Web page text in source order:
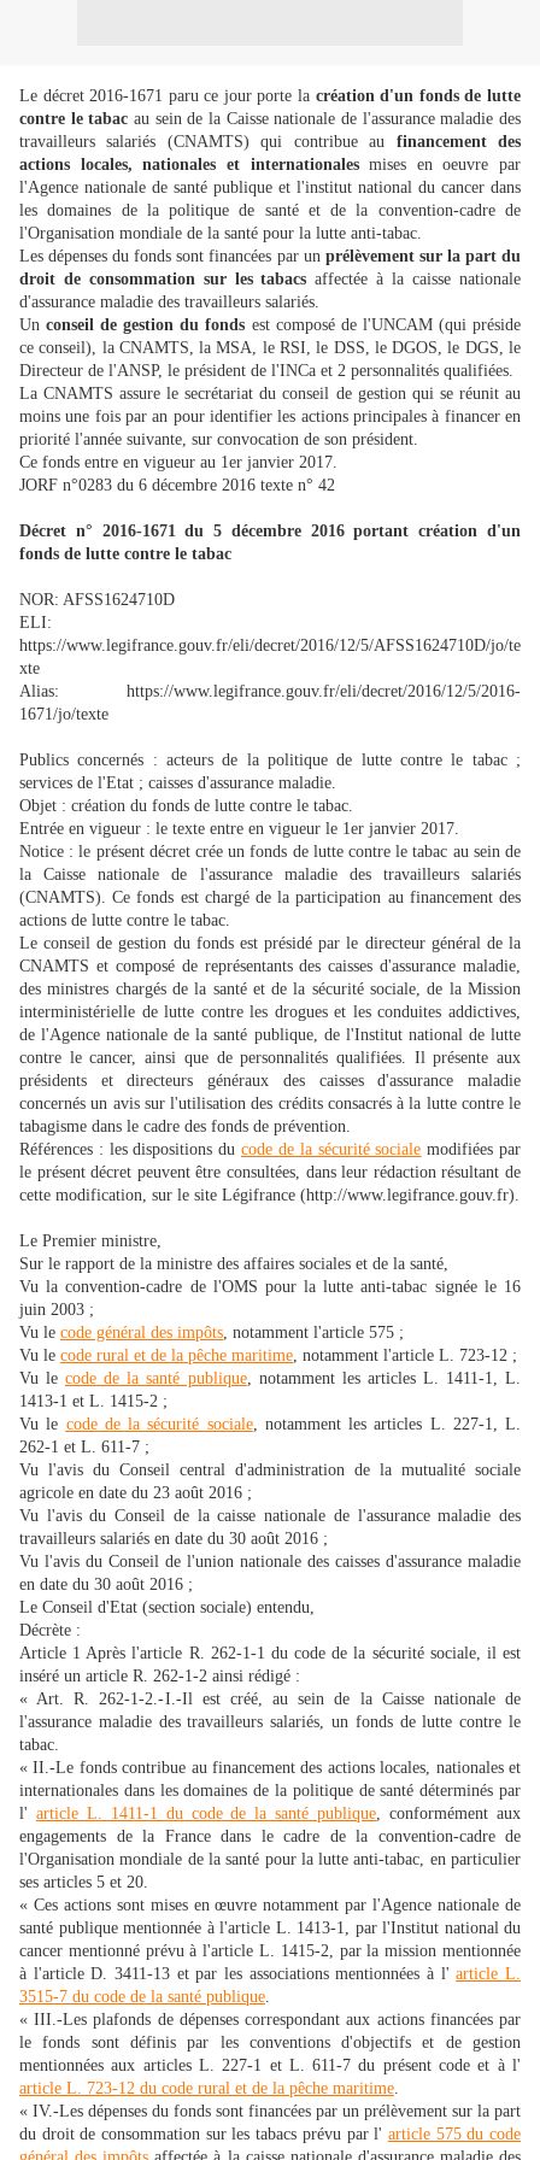
Le décret 2016-1671 paru ce jour porte la création d'un fonds de lutte
contre le tabac au sein de la Caisse nationale de l'assurance maladie des
travailleurs salariés (CNAMTS) qui contribue au financement des
actions locales, nationales et internationalesmises en oeuvre par
l'Agence nationale de santé publique et l'institut national du cancer dans
les domaines de la politique de santé et de la convention-cadre de
l'Organisation mondiale de la santé pour la lutte anti-tabac.
Les dépenses du fonds sont financées par un prélèvement sur la part du
droit de consommation sur les tabacs affectée à la caisse nationale
d'assurance maladie des travailleurs salariés.
Unconseil de gestion du fonds est composé de l'UNCAM (qui préside
ce conseil), la CNAMTS, la MSA, le RSI, le DSS, le DGOS, le DGS, le
Directeur de l'ANSP, le président de l'INCa et 2 personnalités qualifiées.
La CNAMTS assure le secrétariat du conseil de gestion qui se réunit au
moins une fois par an pour identifier les actions principales à financer en
priorité l'année suivante, sur convocation de son président.
Ce fonds entre en vigueur au 1er janvier 2017.
JORF n°0283 du 6 décembre 2016 texte n° 42
Décret n° 2016-1671 du 5 décembre 2016 portant création d'un
fonds de lutte contre le tabac
NOR: AFSS1624710D
ELI:
https://www.legifrance.gouv.fr/eli/decret/2016/12/5/AFSS1624710D/jo/te
xte
Alias: https://www.legifrance.gouv.fr/eli/decret/2016/12/5/2016-
1671/jo/texte
Publics concernés : acteurs de la politique de lutte contre le tabac ;
services de l'Etat ; caisses d'assurance maladie.
Objet : création du fonds de lutte contre le tabac.
Entrée en vigueur : le texte entre en vigueur le 1er janvier 2017.
Notice : le présent décret crée un fonds de lutte contre le tabac au sein de
la Caisse nationale de l'assurance maladie des travailleurs salariés
(CNAMTS). Ce fonds est chargé de la participation au financement des
actions de lutte contre le tabac.
Le conseil de gestion du fonds est présidé par le directeur général de la
CNAMTS et composé de représentants des caisses d'assurance maladie,
des ministres chargés de la santé et de la sécurité sociale, de la Mission
interministérielle de lutte contre les drogues et les conduites addictives,
de l'Agence nationale de la santé publique, de l'Institut national de lutte
contre le cancer, ainsi que de personnalités qualifiées. Il présente aux
présidents et directeurs généraux des caisses d'assurance maladie
concernés un avis sur l'utilisation des crédits consacrés à la lutte contre le
tabagisme dans le cadre des fonds de prévention.
Références : les dispositions ducode de la sécurité sociale modifiées par
le présent décret peuvent être consultées, dans leur rédaction résultant de
cette modification, sur le site Légifrance (http://www.legifrance.gouv.fr).
Le Premier ministre,
Sur le rapport de la ministre des affaires sociales et de la santé,
Vu la convention-cadre de l'OMS pour la lutte anti-tabac signée le 16
juin 2003 ;
Vu le code général des impôts, notamment l'article 575 ;
Vu le code rural et de la pêche maritime, notamment l'article L. 723-12 ;
Vu lecode de la santé publique, notamment les articles L. 1411-1, L.
1413-1 et L. 1415-2 ;
Vu le code de la sécurité sociale, notamment les articles L. 227-1, L.
262-1 et L. 611-7 ;
Vu l'avis du Conseil central d'administration de la mutualité sociale
agricole en date du 23 août 2016 ;
Vu l'avis du Conseil de la caisse nationale de l'assurance maladie des
travailleurs salariés en date du 30 août 2016 ;
Vu l'avis du Conseil de l'union nationale des caisses d'assurance maladie
en date du 30 août 2016 ;
Le Conseil d'Etat (section sociale) entendu,
Décrète :
Article 1 Après l'article R. 262-1-1 du code de la sécurité sociale, il est
inséré un article R. 262-1-2 ainsi rédigé :
« Art. R. 262-1-2.-I.-Il est créé, au sein de la Caisse nationale de
l'assurance maladie des travailleurs salariés, un fonds de lutte contre le
tabac.
« II.-Le fonds contribue au financement des actions locales, nationales et
internationales dans les domaines de la politique de santé déterminés par
l' article L. 1411-1 du code de la santé publique, conformément aux
engagements de la France dans le cadre de la convention-cadre de
l'Organisation mondiale de la santé pour la lutte anti-tabac, en particulier
ses articles 5 et 20.
« Ces actions sont mises en œuvre notamment par l'Agence nationale de
santé publique mentionnée à l'article L. 1413-1, par l'Institut national du
cancer mentionné prévu à l'article L. 1415-2, par la mission mentionnée
à l'article D. 3411-13 et par les associations mentionnées à l'article L.
3515-7 du code de la santé publique.
« III.-Les plafonds de dépenses correspondant aux actions financées par
le fonds sont définis par les conventions d'objectifs et de gestion
mentionnées aux articles L. 227-1 et L. 611-7 du présent code et à l'
article L. 723-12 du code rural et de la pêche maritime.
« IV.-Les dépenses du fonds sont financées par un prélèvement sur la part
du droit de consommation sur les tabacs prévu par l' article 575 du code